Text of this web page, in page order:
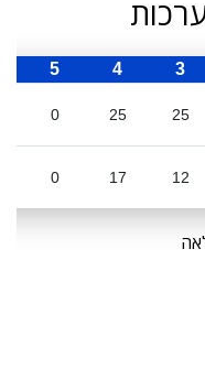
3
4
5
25
25
0
12
17
0